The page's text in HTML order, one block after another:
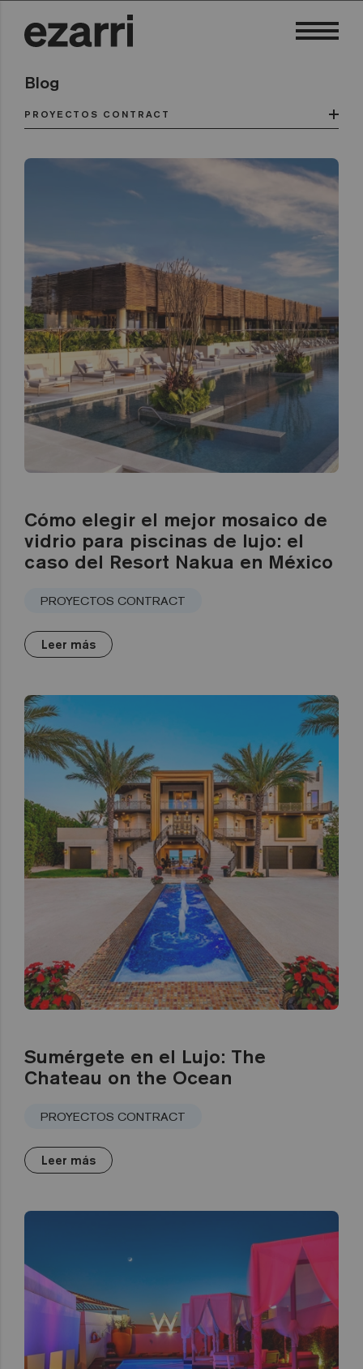
Blog
PROYECTOS CONTRACT
Cómo elegir el mejor mosaico de
vidrio para piscinas de lujo: el
caso del Resort Nakua en México
PROYECTOS CONTRACT
Leer más
Sumérgete en el Lujo: The
Chateau on the Ocean
PROYECTOS CONTRACT
Leer más